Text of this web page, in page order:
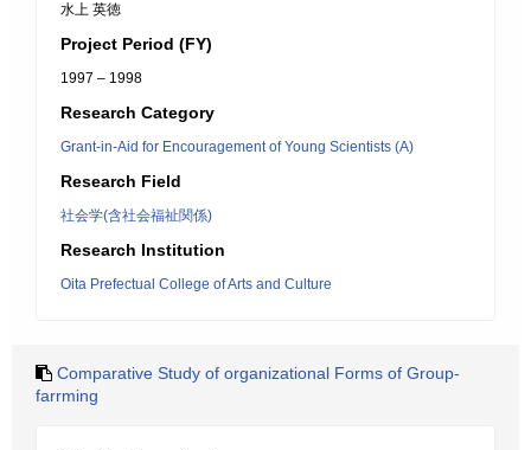
水上 英徳
Project Period (FY)
1997 – 1998
Research Category
Grant-in-Aid for Encouragement of Young Scientists (A)
Research Field
社会学(含社会福祉関係)
Research Institution
Oita Prefectual College of Arts and Culture
Comparative Study of organizational Forms of Group-
farrming